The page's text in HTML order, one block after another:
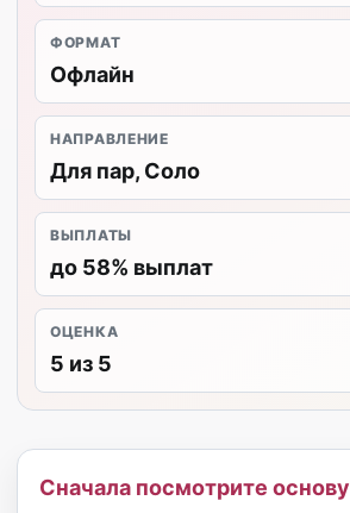
ФОРМАТ
Офлайн
НАПРАВЛЕНИЕ
Для пар, Соло
ВЫПЛАТЫ
до 58% выплат
ОЦЕНКА
5 из 5
Сначала посмотрите основу